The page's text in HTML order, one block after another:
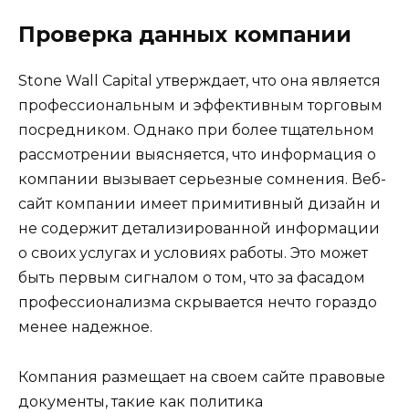
Проверка данных компании
Stone Wall Capital утверждает, что она является
профессиональным и эффективным торговым
посредником. Однако при более тщательном
рассмотрении выясняется, что информация о
компании вызывает серьезные сомнения. Веб-
сайт компании имеет примитивный дизайн и
не содержит детализированной информации
о своих услугах и условиях работы. Это может
быть первым сигналом о том, что за фасадом
профессионализма скрывается нечто гораздо
менее надежное.
Компания размещает на своем сайте правовые
документы, такие как политика